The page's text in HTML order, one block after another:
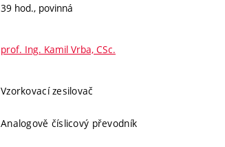
39 hod., povinná
prof. Ing. Kamil Vrba, CSc.
Vzorkovací zesilovač
Analogově číslicový převodník